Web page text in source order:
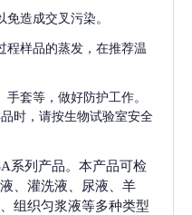
造成交叉污染。
程样品的蒸发，在推荐温
套等，做好防护工作。
时，请按生物试验室安全
系列产品。本产品可检
、灌洗液、尿液、羊
组织匀浆液等多种类型